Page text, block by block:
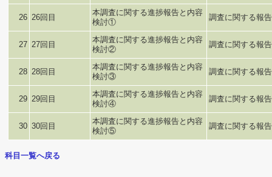
26 26回目
本調査に関する進捗報告と内容
検討①
調査に関する報
27 27回目
本調査に関する進捗報告と内容
検討②
調査に関する報
28 28回目
本調査に関する進捗報告と内容
検討③
調査に関する報
29 29回目
本調査に関する進捗報告と内容
検討④
調査に関する報
30 30回目
本調査に関する進捗報告と内容
検討⑤
調査に関する報
科目一覧へ戻る